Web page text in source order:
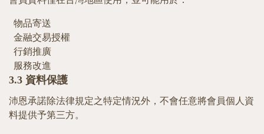
物品寄送
金融交易授權
行銷推廣
服務改進
3.3 資料保護
沛恩承諾除法律規定之特定情況外，不會任意將會員個人資
料提供予第三方。